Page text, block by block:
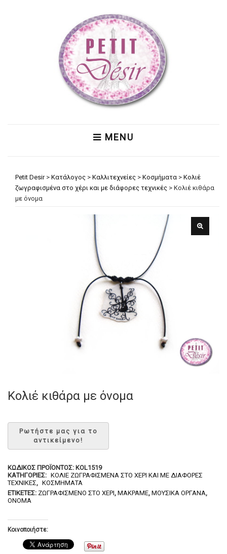
MENU
Petit Desir> Κατάλογος > Καλλιτεχνείες > Κοσμήματα > Κολιέ
ζωγραφισμένα στο χέρι και με διάφορες τεχνικές > Κολιέ κιθάρα
με όνομα
Κολιέ κιθάρα με όνομα
ΚΩΔΙΚΌΣ ΠΡΟΪΌΝΤΟΣ: KOL1519
ΚΑΤΗΓΟΡΊΕΣ: ΚΟΛΙΈ ΖΩΓΡΑΦΙΣΜΈΝΑ ΣΤΟ ΧΈΡΙ ΚΑΙ ΜΕ ΔΙΆΦΟΡΕΣ
ΤΕΧΝΙΚΈΣ, ΚΟΣΜΉΜΑΤΑ
ΕΤΙΚΈΤΕΣ: ΖΩΓΡΑΦΙΣΜΈΝΟ ΣΤΟ ΧΈΡΙ, ΜΑΚΡΑΜΈ, ΜΟΥΣΙΚΆ ΌΡΓΑΝΑ,
ΌΝΟΜΑ
Κοινοποιήστε: